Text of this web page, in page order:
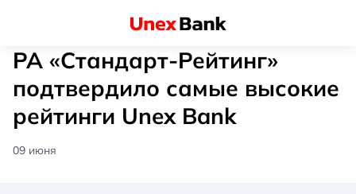
РА «Стандарт-Рейтинг»
подтвердило самые высокие
рейтинги Unex Bank
09 июня